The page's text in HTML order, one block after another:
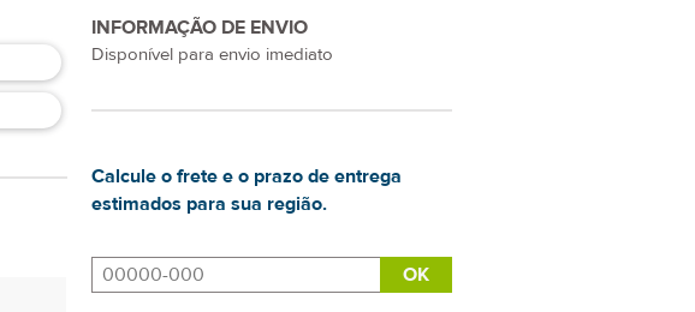
INFORMAÇÃO DE ENVIO
Disponível para envio imediato
Calcule o frete e o prazo de entrega
estimados para sua região.